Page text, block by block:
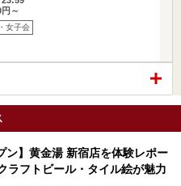
～
女子会
ン】黄金湯 新宿店を体験レポー
ラフトビール・タイル絵が魅力